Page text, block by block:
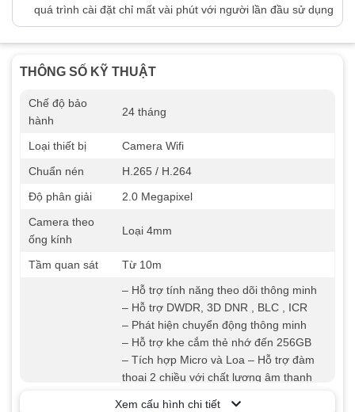
quá trình cài đặt chỉ mất vài phút với người lần đầu sử dụng
THÔNG SỐ KỸ THUẬT
Chế độ bảo
hành
24 tháng
Loại thiết bị
Camera Wifi
Chuẩn nén
H.265 / H.264
Độ phân giải
2.0 Megapixel
Camera theo
ống kính
Loại 4mm
Tầm quan sát Từ 10m
– Hỗ trợ tính năng theo dõi thông minh
– Hỗ trợ DWDR, 3D DNR , BLC , ICR
– Phát hiện chuyển động thông minh
– Hỗ trợ khe cắm thẻ nhớ đến 256GB
– Tích hợp Micro và Loa – Hỗ trợ đàm
thoại 2 chiều với chất lượng âm thanh
Xem cấu hình chi tiết